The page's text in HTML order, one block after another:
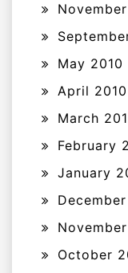
May 2010
April 2010
March
February
January
October